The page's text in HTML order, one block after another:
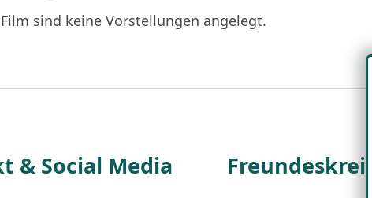
sind keine Vorstellungen angelegt.
& Social Media Freundes­kreis